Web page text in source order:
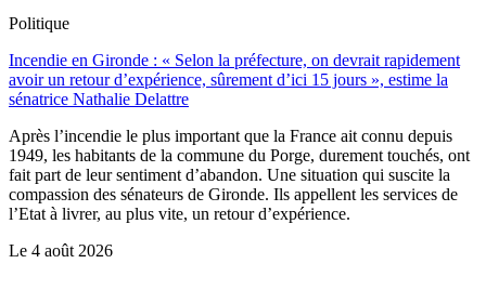
Politique
Incendie en Gironde : « Selon la préfecture, on devrait rapidement
avoir un retour d’expérience, sûrement d’ici 15 jours », estime la
sénatrice Nathalie Delattre
Après l’incendie le plus important que la France ait connu depuis
1949, les habitants de la commune du Porge, durement touchés, ont
fait part de leur sentiment d’abandon. Une situation qui suscite la
compassion des sénateurs de Gironde. Ils appellent les services de
l’Etat à livrer, au plus vite, un retour d’expérience.
Le 4 août 2026